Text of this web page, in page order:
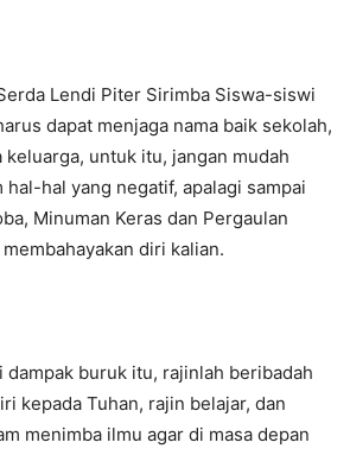
Lendi Piter Sirimba Siswa-siswi
dapat menjaga nama baik sekolah,
untuk itu, jangan mudah
hal yang negatif, apalagi sampai
Minuman Keras dan Pergaulan
diri kalian.
dampak buruk itu, rajinlah beribadah
kepada Tuhan, rajin belajar, dan
menimba ilmu agar di masa depan